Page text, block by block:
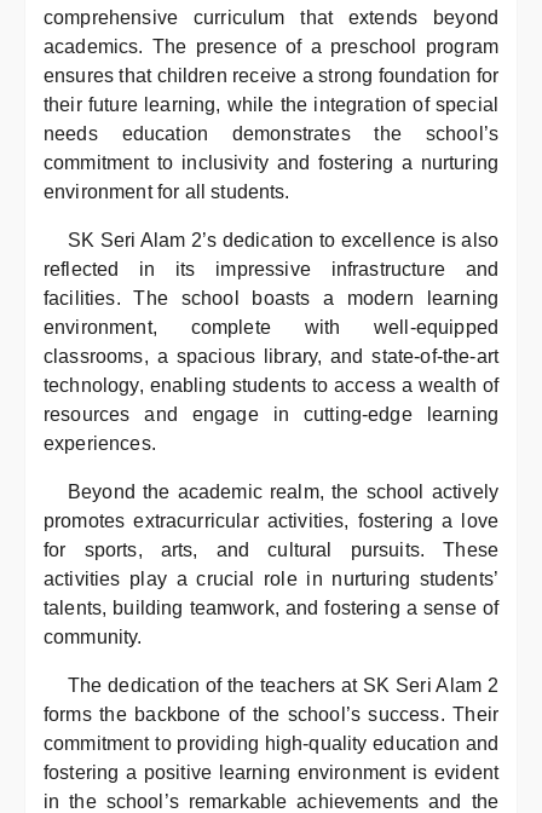
comprehensive curriculum that extends beyond
academics. The presence of a preschool program
ensures that children receive a strong foundation for
their future learning, while the integration of special
needs education demonstrates the school’s
commitment to inclusivity and fostering a nurturing
environment for all students.
SK Seri Alam 2’s dedication to excellence is also
reflected in its impressive infrastructure and
facilities. The school boasts a modern learning
environment, complete with well-equipped
classrooms, a spacious library, and state-of-the-art
technology, enabling students to access a wealth of
resources and engage in cutting-edge learning
experiences.
Beyond the academic realm, the school actively
promotes extracurricular activities, fostering a love
for sports, arts, and cultural pursuits. These
activities play a crucial role in nurturing students’
talents, building teamwork, and fostering a sense of
community.
The dedication of the teachers at SK Seri Alam 2
forms the backbone of the school’s success. Their
commitment to providing high-quality education and
fostering a positive learning environment is evident
in the school’s remarkable achievements and the